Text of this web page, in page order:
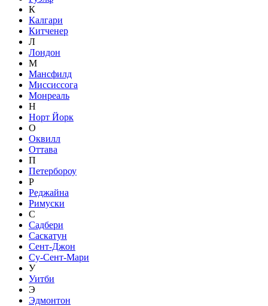
К
Калгари
Китченер
Л
Лондон
М
Мансфилд
Миссиссога
Монреаль
Н
Норт Йорк
О
Оквилл
Оттава
П
Петербороу
Р
Реджайна
Римуски
С
Садбери
Саскатун
Сент-Джон
Су-Сент-Мари
У
Уитби
Э
Эдмонтон